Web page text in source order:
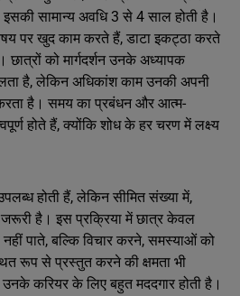
सामान्य अवधि 3 से 4 साल होती है।
पर खुद काम करते हैं, डाटा इकट्ठा करते
को मार्गदर्शन उनके अध्यापक
है, लेकिन अधिकांश काम उनकी अपनी
है। समय का प्रबंधन और आत्म-
होते हैं, क्योंकि शोध के हर चरण में लक्ष्य
होती हैं, लेकिन सीमित संख्या में,
जरूरी है। इस प्रक्रिया में छात्र केवल
पाते, बल्कि विचार करने, समस्याओं को
रूप से प्रस्तुत करने की क्षमता भी
उनके करियर के लिए बहुत मददगार होती है।